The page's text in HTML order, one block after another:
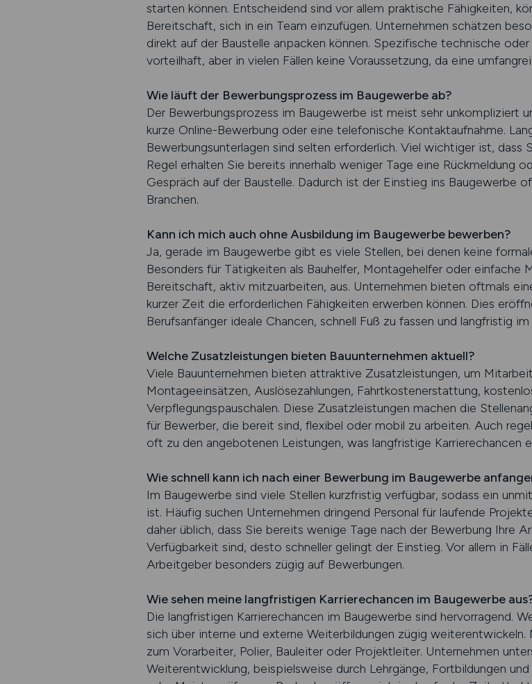
starten können. Entscheidend sind vor allem praktische Fähigkeiten,
Bereitschaft, sich in ein Team einzufügen. Unternehmen schätzen
direkt auf der Baustelle anpacken können. Spezifische technische
vorteilhaft, aber in vielen Fällen keine Voraussetzung, da eine
Wie läuft der Bewerbungsprozess im Baugewerbe ab?
Der Bewerbungsprozess im Baugewerbe ist meist sehr unkompliziert
kurze Online-Bewerbung oder eine telefonische Kontaktaufnahme.
Bewerbungsunterlagen sind selten erforderlich. Viel wichtiger ist, dass
Regel erhalten Sie bereits innerhalb weniger Tage eine Rückmeldung
Gespräch auf der Baustelle. Dadurch ist der Einstieg ins Baugewerbe
Branchen.
Kann ich mich auch ohne Ausbildung im Baugewerbe bewerben?
Ja, gerade im Baugewerbe gibt es viele Stellen, bei denen keine
Besonders für Tätigkeiten als Bauhelfer, Montagehelfer oder
Bereitschaft, aktiv mitzuarbeiten, aus. Unternehmen bieten oftmals
kurzer Zeit die erforderlichen Fähigkeiten erwerben können. Dies
Berufsanfänger ideale Chancen, schnell Fuß zu fassen und langfristig
Welche Zusatzleistungen bieten Bauunternehmen aktuell?
Viele Bauunternehmen bieten attraktive Zusatzleistungen, um
Montageeinsätzen, Auslösezahlungen, Fahrtkostenerstattung,
Verpflegungspauschalen. Diese Zusatzleistungen machen die
für Bewerber, die bereit sind, flexibel oder mobil zu arbeiten. Auch
oft zu den angebotenen Leistungen, was langfristige Karrierechancen
Wie schnell kann ich nach einer Bewerbung im Baugewerbe
Im Baugewerbe sind viele Stellen kurzfristig verfügbar, sodass ein
ist. Häufig suchen Unternehmen dringend Personal für laufende
daher üblich, dass Sie bereits wenige Tage nach der Bewerbung Ihre
Verfügbarkeit sind, desto schneller gelingt der Einstieg. Vor allem in
Arbeitgeber besonders zügig auf Bewerbungen.
Wie sehen meine langfristigen Karrierechancen im Baugewerbe
Die langfristigen Karrierechancen im Baugewerbe sind hervorragend.
sich über interne und externe Weiterbildungen zügig
zum Vorarbeiter, Polier, Bauleiter oder Projektleiter. Unternehmen
Weiterentwicklung, beispielsweise durch Lehrgänge, Fortbildungen